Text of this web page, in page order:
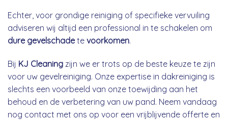
Echter, voor grondige reiniging of specifieke vervuiling
adviseren wij altijd een professional in te schakelen om
dure gevelschadete voorkomen.
Bij KJ Cleaning zijn we er trots op de beste keuze te zijn
voor uw gevelreiniging. Onze expertise in dakreiniging is
slechts een voorbeeld van onze toewijding aan het
behoud en de verbetering van uw pand. Neem vandaag
nog contact met ons op voor een vrijblijvende offerte en